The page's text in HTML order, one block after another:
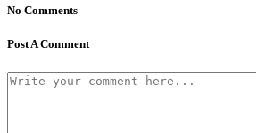
No Comments
Post A Comment